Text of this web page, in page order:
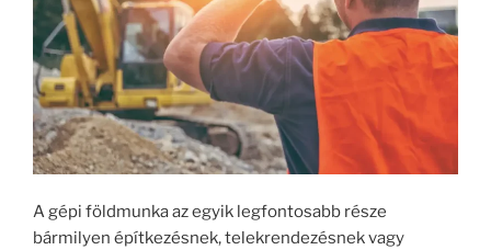
A gépi földmunka az egyik legfontosabb része
bármilyen építkezésnek, telekrendezésnek vagy